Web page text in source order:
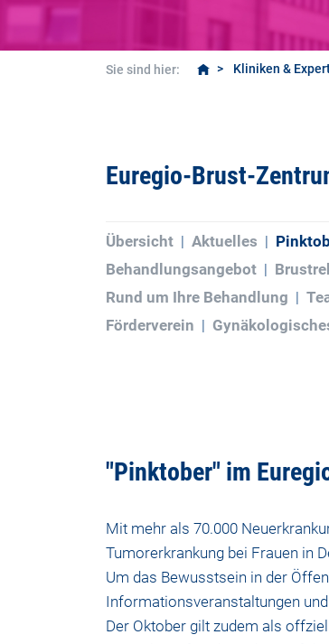
Sie sind hier: Kliniken &
Euregio-Brust-
Übersicht Aktuelles
Behandlungsangebot
Rund um Ihre Behandlung
Förderverein
"Pinktober" im
Mit mehr als 70.000
Tumorerkrankung bei Frauen in
Um das Bewusstsein in der
Informationsveranstaltungen
Der Oktober gilt zudem als